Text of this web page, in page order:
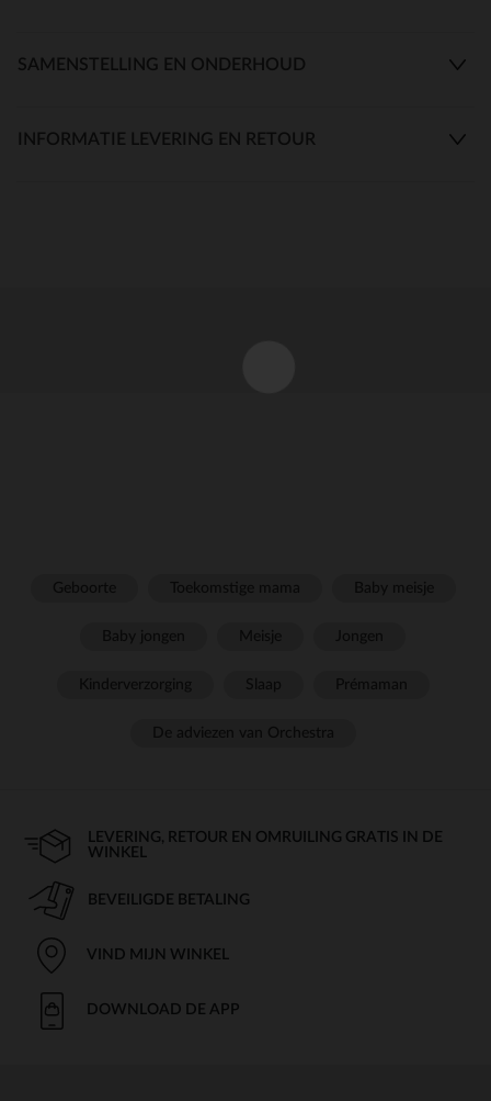
SAMENSTELLING EN ONDERHOUD
INFORMATIE LEVERING EN RETOUR
LEVERING, RETOUR EN OMRUILING GRATIS IN DE
WINKEL
BEVEILIGDE BETALING
VIND MIJN WINKEL
DOWNLOAD DE APP